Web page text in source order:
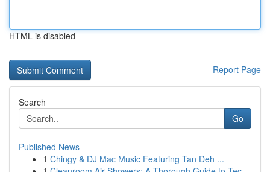
HTML is disabled
Report Page
Search
Go
Published News
1 Chingy & DJ Mac Music Featuring Tan Deh ...